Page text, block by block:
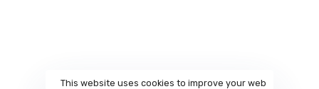
This website uses cookies to improve your web